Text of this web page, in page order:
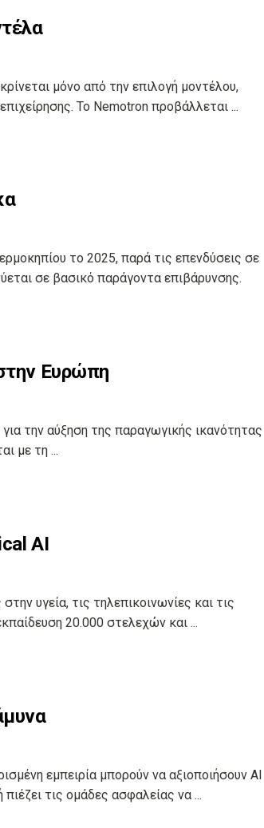
μόνο από την επιλογή μοντέλου,
Το Nemotron προβάλλεται ...
το 2025, παρά τις επενδύσεις σε
σε βασικό παράγοντα επιβάρυνσης.
Ευρώπη
την αύξηση της παραγωγικής ικανότητας
με τη ...
AI
υγεία, τις τηλεπικοινωνίες και τις
20.000 στελεχών και ...
εμπειρία μπορούν να αξιοποιήσουν AI
τις ομάδες ασφαλείας να ...